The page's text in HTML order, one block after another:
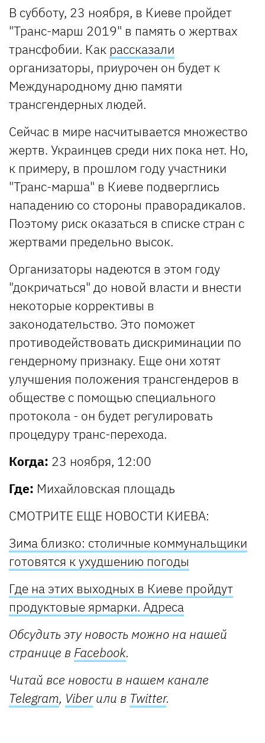
В субботу, 23 ноября, в Киеве пройдет
"Транс-марш 2019" в память о жертвах
трансфобии. Как рассказали
организаторы, приурочен он будет к
Международному дню памяти
трансгендерных людей.
Сейчас в мире насчитывается множество
жертв. Украинцев среди них пока нет. Но,
к примеру, в прошлом году участники
"Транс-марша" в Киеве подверглись
нападению со стороны праворадикалов.
Поэтому риск оказаться в списке стран с
жертвами предельно высок.
Организаторы надеются в этом году
"докричаться" до новой власти и внести
некоторые коррективы в
законодательство. Это поможет
противодействовать дискриминации по
гендерному признаку. Еще они хотят
улучшения положения трансгендеров в
обществе с помощью специального
протокола - он будет регулировать
процедуру транс-перехода.
Когда: 23 ноября, 12:00
Где: Михайловская площадь
СМОТРИТЕ ЕЩЕ НОВОСТИ КИЕВА:
Зима близко: столичные коммунальщики
готовятся к ухудшению погоды
Где на этих выходных в Киеве пройдут
продуктовые ярмарки. Адреса
Обсудить эту новость можно на нашей
странице в Facebook.
Читай все новости в нашем канале
Telegram, Viberили в Twitter.